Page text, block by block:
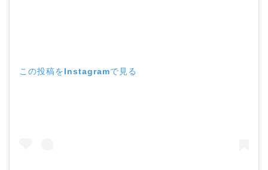
この投稿をInstagramで見る